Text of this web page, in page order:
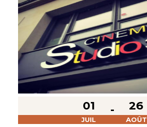
01
JUIL
26
AOÛT